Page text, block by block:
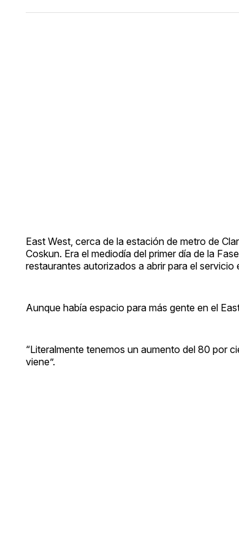
East West, cerca de la estación de metro de
Coskun. Era el mediodía del primer día de la
restaurantes autorizados a abrir para el
Aunque había espacio para más gente en el
“Literalmente tenemos un aumento del 80 por
viene”.